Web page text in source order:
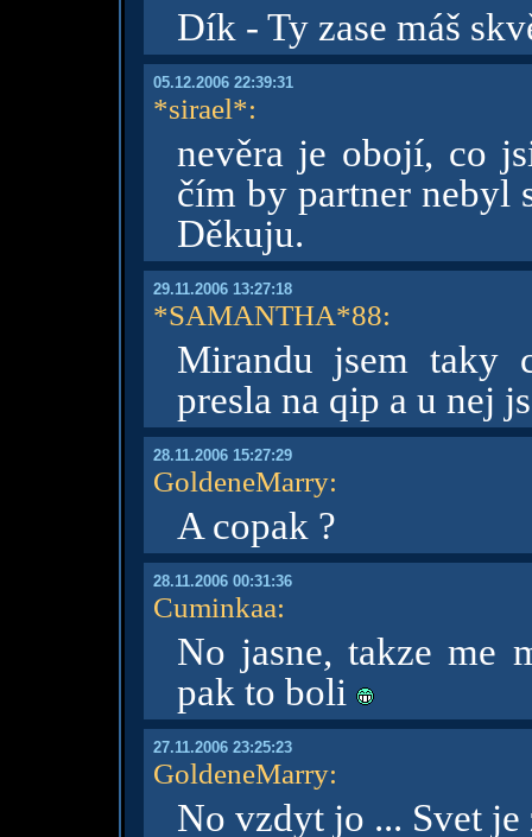
Dík - Ty zase máš
05.12.2006 22:39:31
*sirael*:
nevěra je obojí, co
čím by partner nebyl
Děkuju.
29.11.2006 13:27:18
*SAMANTHA*88:
Mirandu jsem taky
presla na qip a u nej
28.11.2006 15:27:29
GoldeneMarry:
A copak ?
28.11.2006 00:31:36
Cuminkaa:
No jasne, takze me
pak to boli
27.11.2006 23:25:23
GoldeneMarry:
No vzdyt jo ... Svet je